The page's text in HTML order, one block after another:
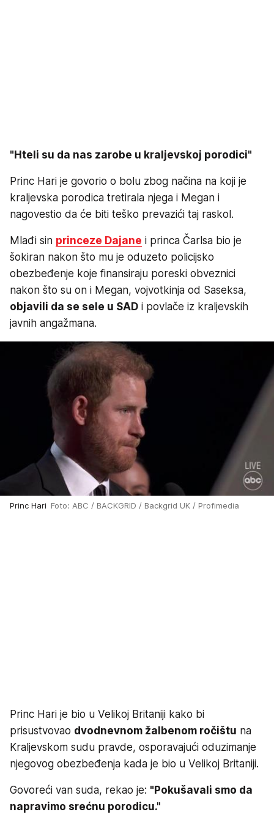
"Hteli su da nas zarobe u kraljevskoj porodici"
Princ Hari je govorio o bolu zbog načina na koji je
kraljevska porodica tretirala njega i Megan i
nagovestio da će biti teško prevazići taj raskol.
Mlađi sin princeze Dajane i princa Čarlsa bio je
šokiran nakon što mu je oduzeto policijsko
obezbeđenje koje finansiraju poreski obveznici
nakon što su on i Megan, vojvotkinja od Saseksa,
objavili da se sele u SAD i povlače iz kraljevskih
javnih angažmana.
Princ Hari Foto: ABC / BACKGRID / Backgrid UK / Profimedia
Princ Hari je bio u Velikoj Britaniji kako bi
prisustvovao dvodnevnom žalbenom ročištu na
Kraljevskom sudu pravde, osporavajući oduzimanje
njegovog obezbeđenja kada je bio u Velikoj Britaniji.
Govoreći van suda, rekao je: "Pokušavali smo da
napravimo srećnu porodicu."